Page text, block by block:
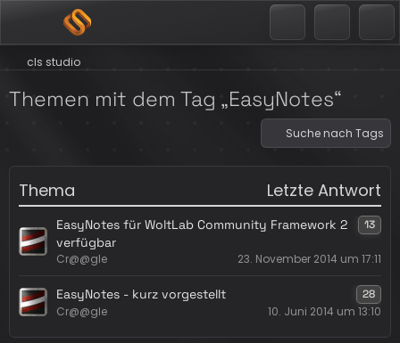
cls studio
Themen mit dem Tag „EasyNotes“
Suche nach Tags
Thema Letzte Antwort
EasyNotes für WoltLab Community Framework 2
verfügbar
13
Cr@@gle 23. November 2014 um 17:11
EasyNotes - kurz vorgestellt 28
Cr@@gle 10. Juni 2014 um 13:10